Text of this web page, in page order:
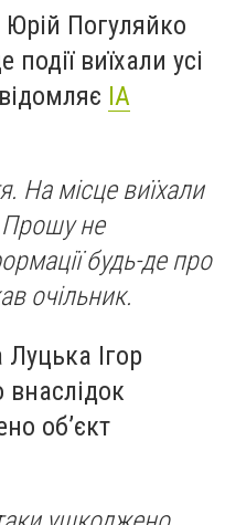
Погуляйко
виїхали усі
ІА
На місце виїхали
Прошу не
будь-де про
очільник.
Ігор
обʼєкт